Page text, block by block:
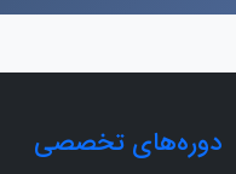
دوره‌های تخصصی